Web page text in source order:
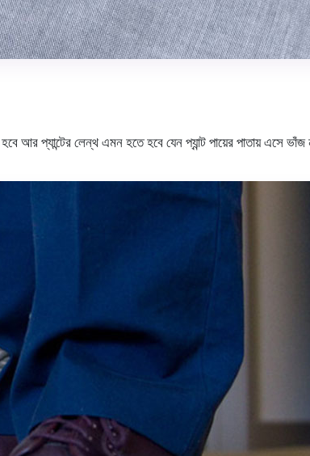
হবে আর প্যান্টের লেন্থ এমন হতে হবে যেন প্যান্ট পায়ের পাতায়